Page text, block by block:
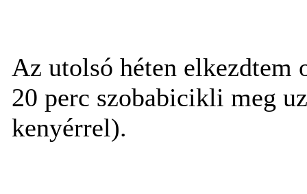
Az utolsó héten elkezdtem
20 perc szobabicikli meg
kenyérrel).